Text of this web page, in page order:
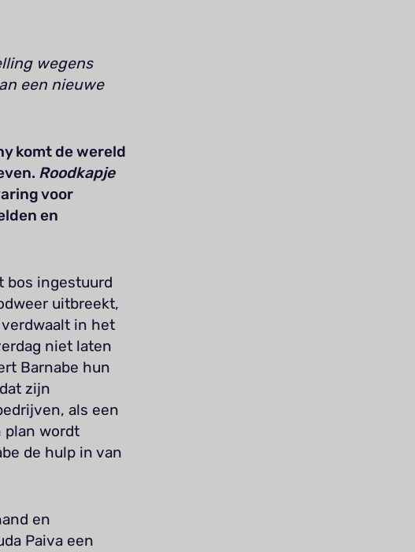
wegens
een nieuwe
komt de wereld
Roodkapje
voor
en
bos ingestuurd
uitbreekt,
in het
niet laten
Barnabe hun
zijn
als een
plan wordt
de hulp in van
en
Paiva een